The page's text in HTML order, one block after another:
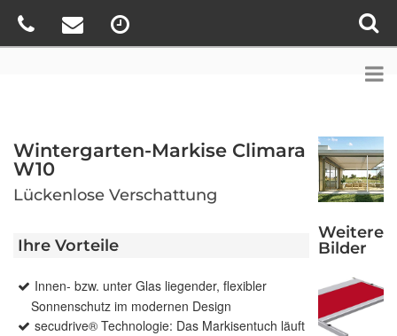
Wintergarten-Markise Climara
W10
Lückenlose Verschattung
Ihre Vorteile
Innen- bzw. unter Glas liegender, flexibler
Sonnenschutz im modernen Design
secudrive® Technologie: Das Markisentuch läuft
Weitere
Bilder